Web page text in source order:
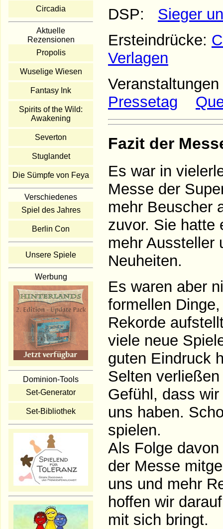
Circadia
Aktuelle
Rezensionen
Propolis
Wuselige Wiesen
Fantasy Ink
Spirits of the Wild:
Awakening
Severton
Stuglandet
Die Sümpfe von Feya
Verschiedenes
Spiel des Jahres
Berlin Con
Unsere Spiele
Werbung
Dominion-Tools
Set-Generator
Set-Bibliothek
DSP: Sieger
Ersteindrücke:
Verlagen
Pressetag
Fazit der
Es war in
Messe der
mehr Beuscher
zuvor. Sie hatte
mehr Aussteller
Neuheiten.
Es waren aber
formellen
Rekorde
viele neue
guten Eindruck
Selten
Gefühl, dass
uns haben.
spielen.
Als Folge
der Messe
uns und mehr
hoffen wir
mit sich bringt.